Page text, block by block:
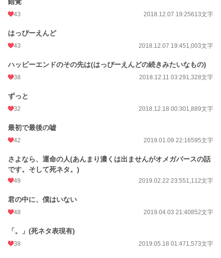
表紙も適当に顔だけ描いたんですが…見たらわかる通り絵も話も雑です。
よろしくお願いします(投げやり)
小説 228,589 位 / 228,589 件
お気に入り 25
初回公開日時
週間ポイント 28 pt (56,925 位)
月間ポイント 91 pt (67,482 位)
43 2018.12.07 19:25613文字
はっぴーえんど
43 2018.12.07 19:451,003文字
ハッピーエンドのその先は(はっぴーえんどの続きみたいなもの)
38 2018.12.11 03:291,328文字
ずっと
32 2018.12.18 00:301,889文字
最初で最後の嘘
42 2019.01.09 22:16595文字
さよなら、運命の人(あんまり濃くは出ませんがオメガバースの話
です。そして死ネタ。)
49 2019.02.22 23:551,112文字
君の中に、僕はいない
48 2019.04.03 21:40852文字
「。」(死ネタ表現有)
38 2019.05.18 01:471,573文字